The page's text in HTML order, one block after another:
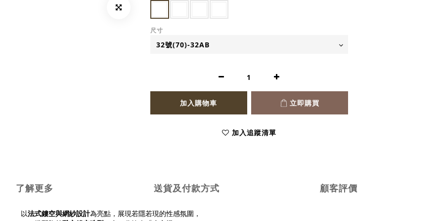
尺寸
加入購物車 立即購買
加入追蹤清單
了解更多 送貨及付款方式 顧客評價
以法式鏤空與網紗設計為亮點，展現若隱若現的性感氛圍，